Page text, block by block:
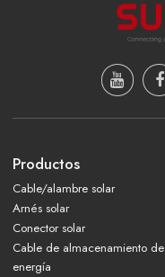
Productos
Cable/alambre solar
Arnés solar
Conector solar
Cable de almacenamiento de
energía